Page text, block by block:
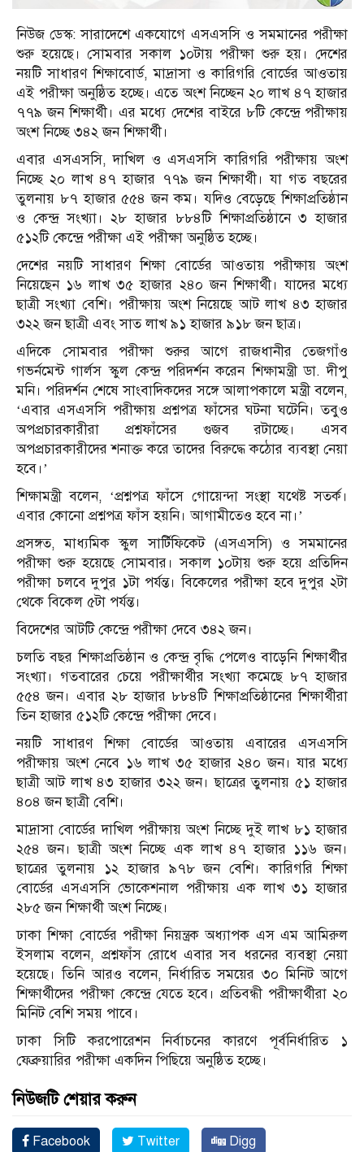
নিউজ ডেস্ক: সারাদেশে একযোগে এসএসসি ও সমমানের পরীক্ষা
শুরু হয়েছে। সোমবার সকাল ১০টায় পরীক্ষা শুরু হয়। দেশের
নয়টি সাধারণ শিক্ষাবোর্ড, মাদ্রাসা ও কারিগরি বোর্ডের আওতায়
এই পরীক্ষা অনুষ্ঠিত হচ্ছে। এতে অংশ নিচ্ছেন ২০ লাখ ৪৭ হাজার
৭৭৯ জন শিক্ষার্থী। এর মধ্যে দেশের বাইরে ৮টি কেন্দ্রে পরীক্ষায়
অংশ নিচ্ছে ৩৪২ জন শিক্ষার্থী।
এবার এসএসসি, দাখিল ও এসএসসি কারিগরি পরীক্ষায় অংশ
নিচ্ছে ২০ লাখ ৪৭ হাজার ৭৭৯ জন শিক্ষার্থী। যা গত বছরের
তুলনায় ৮৭ হাজার ৫৫৪ জন কম। যদিও বেড়েছে শিক্ষাপ্রতিষ্ঠান
ও কেন্দ্র সংখ্যা। ২৮ হাজার ৮৮৪টি শিক্ষাপ্রতিষ্ঠানে ৩ হাজার
৫১২টি কেন্দ্রে পরীক্ষা এই পরীক্ষা অনুষ্ঠিত হচ্ছে।
দেশের নয়টি সাধারণ শিক্ষা বোর্ডের আওতায় পরীক্ষায় অংশ
নিয়েছেন ১৬ লাখ ৩৫ হাজার ২৪০ জন শিক্ষার্থী। যাদের মধ্যে
ছাত্রী সংখ্যা বেশি। পরীক্ষায় অংশ নিয়েছে আট লাখ ৪৩ হাজার
৩২২ জন ছাত্রী এবং সাত লাখ ৯১ হাজার ৯১৮ জন ছাত্র।
এদিকে সোমবার পরীক্ষা শুরুর আগে রাজধানীর তেজগাঁও
গভর্নমেন্ট গার্লস স্কুল কেন্দ্র পরিদর্শন করেন শিক্ষামন্ত্রী ডা. দীপু
মনি। পরিদর্শন শেষে সাংবাদিকদের সঙ্গে আলাপকালে মন্ত্রী বলেন,
‘এবার এসএসসি পরীক্ষায় প্রশ্নপত্র ফাঁসের ঘটনা ঘটেনি। তবুও
অপপ্রচারকারীরা প্রশ্নফাঁসের গুজব রটাচ্ছে। এসব
অপপ্রচারকারীদের শনাক্ত করে তাদের বিরুদ্ধে কঠোর ব্যবস্থা নেয়া
হবে।’
শিক্ষামন্ত্রী বলেন, ‘প্রশ্নপত্র ফাঁসে গোয়েন্দা সংস্থা যথেষ্ট সতর্ক।
এবার কোনো প্রশ্নপত্র ফাঁস হয়নি। আগামীতেও হবে না।’
প্রসঙ্গত, মাধ্যমিক স্কুল সার্টিফিকেট (এসএসসি) ও সমমানের
পরীক্ষা শুরু হয়েছে সোমবার। সকাল ১০টায় শুরু হয়ে প্রতিদিন
পরীক্ষা চলবে দুপুর ১টা পর্যন্ত। বিকেলের পরীক্ষা হবে দুপুর ২টা
থেকে বিকেল ৫টা পর্যন্ত।
বিদেশের আটটি কেন্দ্রে পরীক্ষা দেবে ৩৪২ জন।
চলতি বছর শিক্ষাপ্রতিষ্ঠান ও কেন্দ্র বৃদ্ধি পেলেও বাড়েনি শিক্ষার্থীর
সংখ্যা। গতবারের চেয়ে পরীক্ষার্থীর সংখ্যা কমেছে ৮৭ হাজার
৫৫৪ জন। এবার ২৮ হাজার ৮৮৪টি শিক্ষাপ্রতিষ্ঠানের শিক্ষার্থীরা
তিন হাজার ৫১২টি কেন্দ্রে পরীক্ষা দেবে।
নয়টি সাধারণ শিক্ষা বোর্ডের আওতায় এবারের এসএসসি
পরীক্ষায় অংশ নেবে ১৬ লাখ ৩৫ হাজার ২৪০ জন। যার মধ্যে
ছাত্রী আট লাখ ৪৩ হাজার ৩২২ জন। ছাত্রের তুলনায় ৫১ হাজার
৪০৪ জন ছাত্রী বেশি।
মাদ্রাসা বোর্ডের দাখিল পরীক্ষায় অংশ নিচ্ছে দুই লাখ ৮১ হাজার
২৫৪ জন। ছাত্রী অংশ নিচ্ছে এক লাখ ৪৭ হাজার ১১৬ জন।
ছাত্রের তুলনায় ১২ হাজার ৯৭৮ জন বেশি। কারিগরি শিক্ষা
বোর্ডের এসএসসি ভোকেশনাল পরীক্ষায় এক লাখ ৩১ হাজার
২৮৫ জন শিক্ষার্থী অংশ নিচ্ছে।
ঢাকা শিক্ষা বোর্ডের পরীক্ষা নিয়ন্ত্রক অধ্যাপক এস এম আমিরুল
ইসলাম বলেন, প্রশ্নফাঁস রোধে এবার সব ধরনের ব্যবস্থা নেয়া
হয়েছে। তিনি আরও বলেন, নির্ধারিত সময়ের ৩০ মিনিট আগে
শিক্ষার্থীদের পরীক্ষা কেন্দ্রে যেতে হবে। প্রতিবন্ধী পরীক্ষার্থীরা ২০
মিনিট বেশি সময় পাবে।
ঢাকা সিটি করপোরেশন নির্বাচনের কারণে পূর্বনির্ধারিত ১
ফেব্রুয়ারির পরীক্ষা একদিন পিছিয়ে অনুষ্ঠিত হচ্ছে।
নিউজটি শেয়ার করুন
Facebook Twitter Digg